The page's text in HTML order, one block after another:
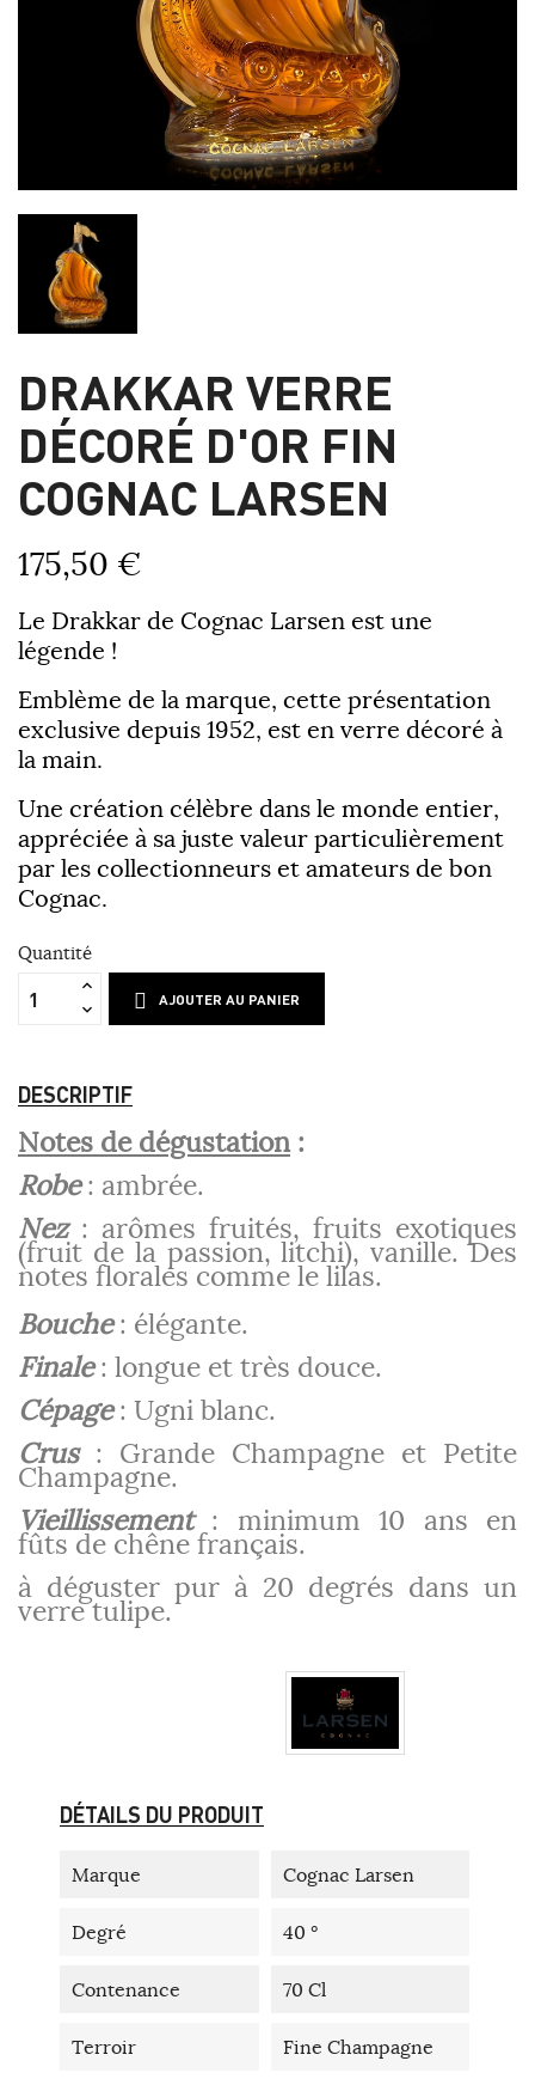
DRAKKAR VERRE
DÉCORÉ D'OR FIN
COGNAC LARSEN
175,50 €
Le Drakkar de Cognac Larsen est une
légende !
Emblème de la marque, cette présentation
exclusive depuis 1952, est en verre décoré à
la main.
Une création célèbre dans le monde entier,
appréciée à sa juste valeur particulièrement
par les collectionneurs et amateurs de bon
Cognac.
Quantité
AJOUTER AU PANIER
DESCRIPTIF
Notes de dégustation:
Robe: ambrée.
Nez: arômes fruités, fruits exotiques
(fruit de la passion, litchi), vanille. Des
notes florales comme le lilas.
Bouche: élégante.
Finale: longue et très douce.
Cépage: Ugni blanc.
Crus: Grande Champagne et Petite
Champagne.
Vieillissement: minimum 10 ans en
fûts de chêne français.
à déguster pur à 20 degrés dans un
verre tulipe.
DÉTAILS DU PRODUIT
Marque Cognac Larsen
Degré 40 °
Contenance 70 Cl
Terroir Fine Champagne